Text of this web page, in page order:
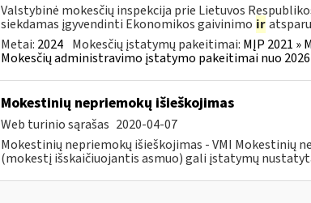
Valstybinė mokesčių inspekcija prie Lietuvos
siekdamas įgyvendinti Ekonomikos gaivinimo ir
Metai: 2024 Mokesčių įstatymų pakeitimai: MĮP 2021
Mokesčių administravimo įstatymo pakeitimai nuo
Mokestinių nepriemokų išieškojimas
Web turinio sąrašas 2020-04-07
Mokestinių nepriemokų išieškojimas - VMI Mokestinių
(mokestį išskaičiuojantis asmuo) gali įstatymų